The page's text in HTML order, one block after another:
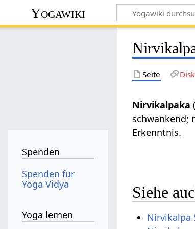
Yogawiki
Seite
Nirvikalpaka (
schwankend;
Erkenntnis.
Siehe
Nirvikalpa
Spenden
Spenden für
Yoga Vidya
Yoga lernen